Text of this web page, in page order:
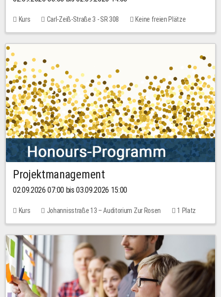
Kurs Carl-Zeiß-Straße 3 - SR 308 Keine freien Plätze
Projektmanagement
02.09.2026 07:00 bis 03.09.2026 15:00
Kurs Johannisstraße 13 – Auditorium Zur Rosen 1 Platz